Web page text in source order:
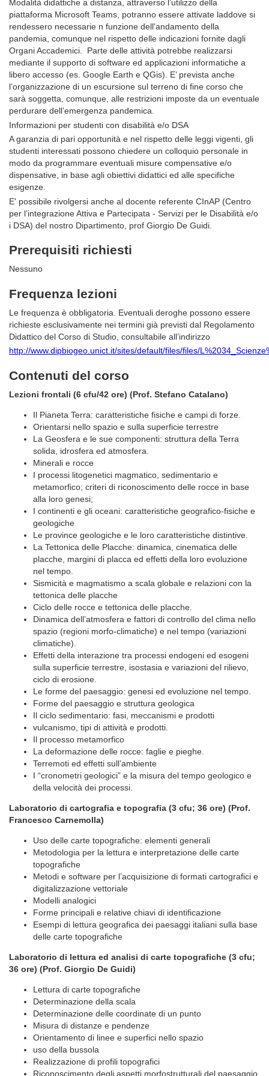
Modalità didattiche a distanza, attraverso l’utilizzo della
piattaforma Microsoft Teams, potranno essere attivate laddove si
rendessero necessarie n funzione dell'andamento della
pandemia, comunque nel rispetto delle indicazioni fornite dagli
Organi Accademici. Parte delle attività potrebbe realizzarsi
mediante il supporto di software ed applicazioni informatiche a
libero accesso (es. Google Earth e QGis). E’ prevista anche
l’organizzazione di un escursione sul terreno di fine corso che
sarà soggetta, comunque, alle restrizioni imposte da un eventuale
perdurare dell’emergenza pandemica.
Informazioni per studenti con disabilità e/o DSA
A garanzia di pari opportunità e nel rispetto delle leggi vigenti, gli
studenti interessati possono chiedere un colloquio personale in
modo da programmare eventuali misure compensative e/o
dispensative, in base agli obiettivi didattici ed alle specifiche
esigenze.
E' possibile rivolgersi anche al docente referente CInAP (Centro
per l’integrazione Attiva e Partecipata - Servizi per le Disabilità e/o
i DSA) del nostro Dipartimento, prof Giorgio De Guidi.
Prerequisiti richiesti
Nessuno
Frequenza lezioni
Le frequenza è obbligatoria. Eventuali deroghe possono essere
richieste esclusivamente nei termini già previsti dal Regolamento
Didattico del Corso di Studio, consultabile all’indirizzo
http://www.dipbiogeo.unict.it/sites/default/files/files/
Contenuti del corso
Lezioni frontali (6 cfu/42 ore) (Prof. Stefano Catalano)
Il Pianeta Terra: caratteristiche fisiche e campi di forze.
Orientarsi nello spazio e sulla superficie terrestre
La Geosfera e le sue componenti: struttura della Terra
solida, idrosfera ed atmosfera.
Minerali e rocce
I processi litogenetici magmatico, sedimentario e
metamorfico; criteri di riconoscimento delle rocce in base
alla loro genesi;
I continenti e gli oceani: caratteristiche geografico-fisiche e
geologiche
Le province geologiche e le loro caratteristiche distintive.
La Tettonica delle Placche: dinamica, cinematica delle
placche, margini di placca ed effetti della loro evoluzione
nel tempo.
Sismicità e magmatismo a scala globale e relazioni con la
tettonica delle placche
Ciclo delle rocce e tettonica delle placche.
Dinamica dell’atmosfera e fattori di controllo del clima nello
spazio (regioni morfo-climatiche) e nel tempo (variazioni
climatiche).
Effetti della interazione tra processi endogeni ed esogeni
sulla superficie terrestre, isostasia e variazioni del rilievo,
ciclo di erosione.
Le forme del paesaggio: genesi ed evoluzione nel tempo.
Forme del paesaggio e struttura geologica
Il ciclo sedimentario: fasi, meccanismi e prodotti
vulcanismo, tipi di attività e prodotti.
Il processo metamorfico
La deformazione delle rocce: faglie e pieghe.
Terremoti ed effetti sull’ambiente
I “cronometri geologici” e la misura del tempo geologico e
della velocità dei processi.
Laboratorio di cartografia e topografia (3 cfu; 36 ore) (Prof.
Francesco Carnemolla)
Uso delle carte topografiche: elementi generali
Metodologia per la lettura e interpretazione delle carte
topografiche
Metodi e software per l’acquisizione di formati cartografici e
digitalizzazione vettoriale
Modelli analogici
Forme principali e relative chiavi di identificazione
Esempi di lettura geografica dei paesaggi italiani sulla base
delle carte topografiche
Laboratorio di lettura ed analisi di carte topografiche (3 cfu;
36 ore) (Prof. Giorgio De Guidi)
Lettura di carte topografiche
Determinazione della scala
Determinazione delle coordinate di un punto
Misura di distanze e pendenze
Orientamento di linee e superfici nello spazio
uso della bussola
Realizzazione di profili topografici
Riconoscimento degli aspetti morfostrutturali del paesaggio